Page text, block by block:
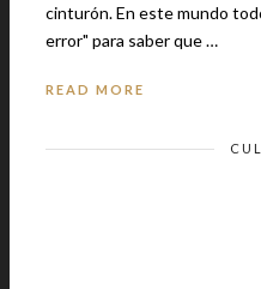
cinturón. En este mundo todos necesitamos una "prueba y
error" para saber que …
READ MORE